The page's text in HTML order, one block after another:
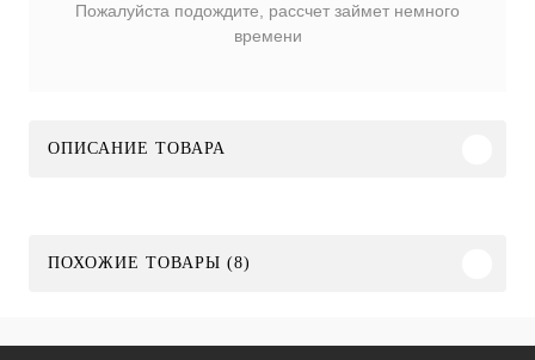
Пожалуйста подождите, рассчет займет немного
времени
ОПИСАНИЕ ТОВАРА
ПОХОЖИЕ ТОВАРЫ (8)